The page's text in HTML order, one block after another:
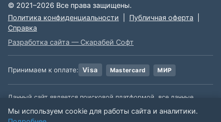
© 2021–2026 Все права защищены.
Политика конфиденциальности
Публичная оферта
Справка
Разработка сайта — Скарабей Софт
Принимаем к оплате: Visa Mastercard МИР
Данный сайт является поисковой платформой, все данные,
размещенные на сайте, взяты из открытых источников. Мы не
несем ответственности за содержимое данной информации.
Мы используем cookie для работы сайта и аналитики.